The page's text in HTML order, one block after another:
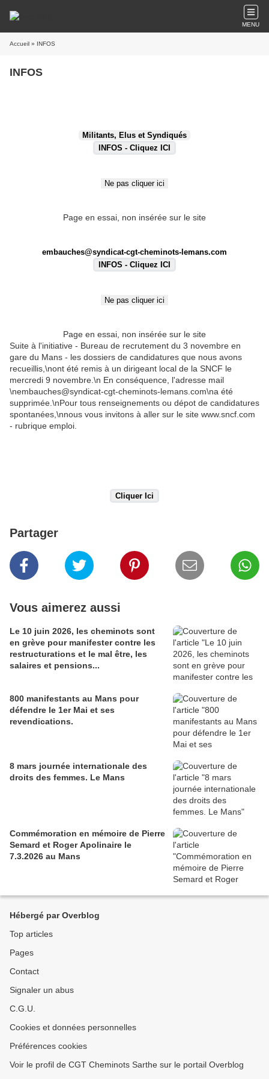
MENU
Accueil » INFOS
INFOS
Page en essai, non insérée sur le site
Page en essai, non insérée sur le site
Suite à l'initiative - Bureau de recrutement du 3 novembre en
gare du Mans - les dossiers de candidatures que nous avons
recueillis,\nont été remis à un dirigeant local de la SNCF le
mercredi 9 novembre.\n En conséquence, l'adresse mail
\nembauches@syndicat-cgt-cheminots-lemans.com\na été
supprimée.\nPour tous renseignements ou dépot de candidatures
spontanées,\nnous vous invitons à aller sur le site www.sncf.com
- rubrique emploi.
Partager
Vous aimerez aussi
Le 10 juin 2026, les cheminots sont
en grève pour manifester contre les
restructurations et le mal être, les
salaires et pensions...
800 manifestants au Mans pour
défendre le 1er Mai et ses
revendications.
8 mars journée internationale des
droits des femmes. Le Mans
Commémoration en mémoire de Pierre
Semard et Roger Apolinaire le
7.3.2026 au Mans
Hébergé par Overblog
Top articles
Pages
Contact
Signaler un abus
C.G.U.
Cookies et données personnelles
Préférences cookies
Voir le profil de CGT Cheminots Sarthe sur le portail Overblog